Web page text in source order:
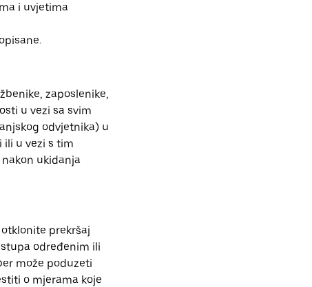
i uvjetima
zaposlenike,
u vezi sa svim
odvjetnika) u
ili u vezi s tim
ukidanja
prekršaj
određenim ili
može poduzeti
o mjerama koje